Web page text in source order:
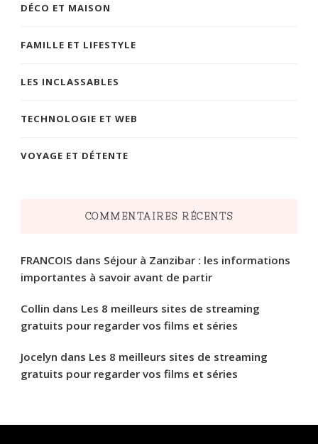
DÉCO ET MAISON
FAMILLE ET LIFESTYLE
LES INCLASSABLES
TECHNOLOGIE ET WEB
VOYAGE ET DÉTENTE
COMMENTAIRES RÉCENTS
FRANCOIS dans Séjour à Zanzibar : les informations
importantes à savoir avant de partir
Collin dans Les 8 meilleurs sites de streaming
gratuits pour regarder vos films et séries
Jocelyn dans Les 8 meilleurs sites de streaming
gratuits pour regarder vos films et séries